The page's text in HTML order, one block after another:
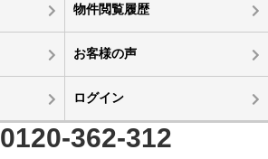
物件閲覧履歴
お客様の声
ログイン
0120-362-312